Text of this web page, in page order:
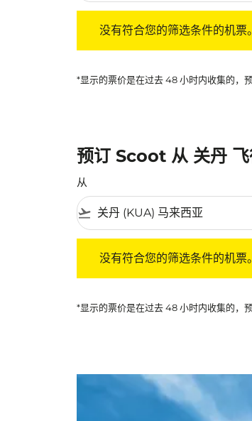
没有符合您的筛选条件的机票
*显示的票价是在过去 48 小时内收集的，
预订 Scoot 从 关丹
从
flight_takeoff
没有符合您的筛选条件的机票
*显示的票价是在过去 48 小时内收集的，